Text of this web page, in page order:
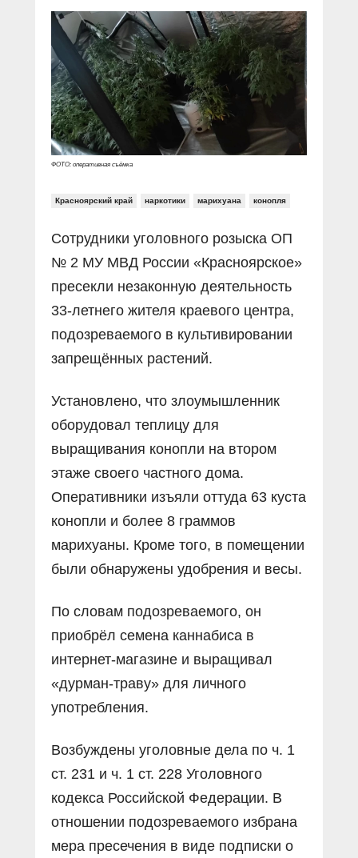
Документальные фильмы
В знании сила
Специальный репортаж
КиберПОСТОВОЙ
Газета «Щит и меч»
Журнал «Полиция России»
О ПОРТАЛЕ
Контакты
Вакансии
ФОТО: оперативная съёмка
Красноярский край наркотики марихуана конопля
Сотрудники уголовного розыска ОП
№ 2 МУ МВД России «Красноярское»
пресекли незаконную деятельность
33-летнего жителя краевого центра,
подозреваемого в культивировании
запрещённых растений.
Установлено, что злоумышленник
оборудовал теплицу для
выращивания конопли на втором
этаже своего частного дома.
Оперативники изъяли оттуда 63 куста
конопли и более 8 граммов
марихуаны. Кроме того, в помещении
были обнаружены удобрения и весы.
По словам подозреваемого, он
приобрёл семена каннабиса в
интернет-магазине и выращивал
«дурман-траву» для личного
употребления.
Возбуждены уголовные дела по ч. 1
ст. 231 и ч. 1 ст. 228 Уголовного
кодекса Российской Федерации. В
отношении подозреваемого избрана
мера пресечения в виде подписки о